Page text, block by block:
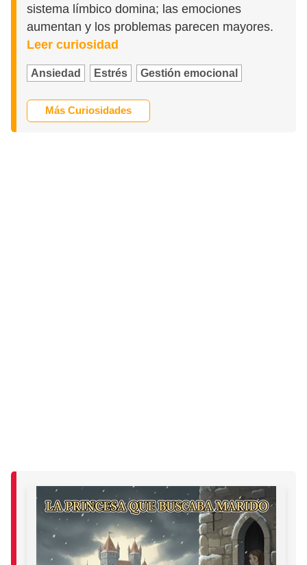
sistema límbico domina; las emociones
aumentan y los problemas parecen mayores.
Leer curiosidad
Ansiedad Estrés Gestión emocional
Más Curiosidades